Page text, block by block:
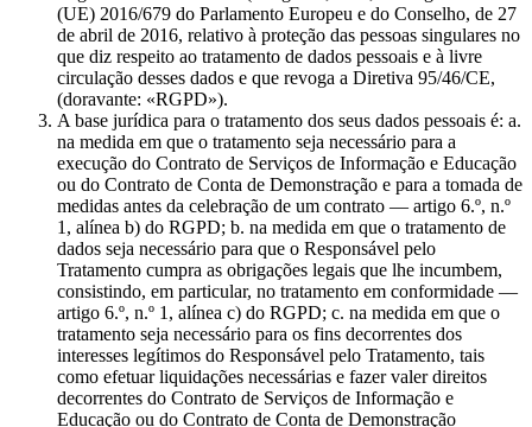
(UE) 2016/679 do Parlamento Europeu e do Conselho, de 27
de abril de 2016, relativo à proteção das pessoas singulares no
que diz respeito ao tratamento de dados pessoais e à livre
circulação desses dados e que revoga a Diretiva 95/46/CE,
(doravante: «RGPD»).
A base jurídica para o tratamento dos seus dados pessoais é: a.
na medida em que o tratamento seja necessário para a
execução do Contrato de Serviços de Informação e Educação
ou do Contrato de Conta de Demonstração e para a tomada de
medidas antes da celebração de um contrato — artigo 6.º, n.º
1, alínea b) do RGPD; b. na medida em que o tratamento de
dados seja necessário para que o Responsável pelo
Tratamento cumpra as obrigações legais que lhe incumbem,
consistindo, em particular, no tratamento em conformidade —
artigo 6.º, n.º 1, alínea c) do RGPD; c. na medida em que o
tratamento seja necessário para os fins decorrentes dos
interesses legítimos do Responsável pelo Tratamento, tais
como efetuar liquidações necessárias e fazer valer direitos
decorrentes do Contrato de Serviços de Informação e
Educação ou do Contrato de Conta de Demonstração